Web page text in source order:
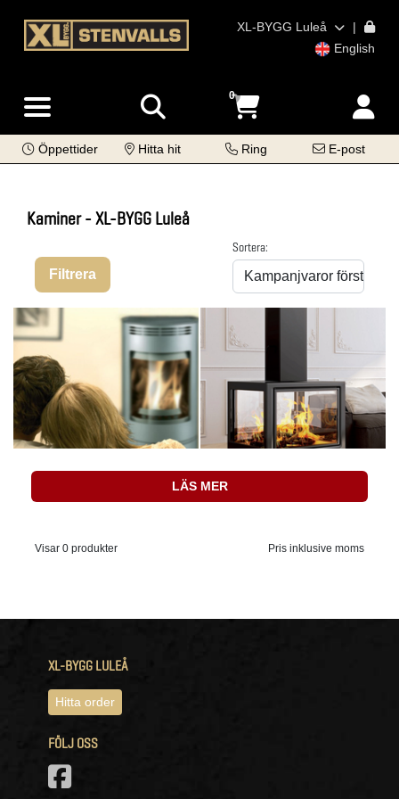
XL-BYGG Luleå
|
English
0
Öppettider Hitta hit Ring E-post
Kaminer - XL-BYGG Luleå
Filtrera
Sortera:
LÄS MER
Visar 0 produkter Pris inklusive moms
XL-BYGG LULEÅ
Hitta order
FÖLJ OSS